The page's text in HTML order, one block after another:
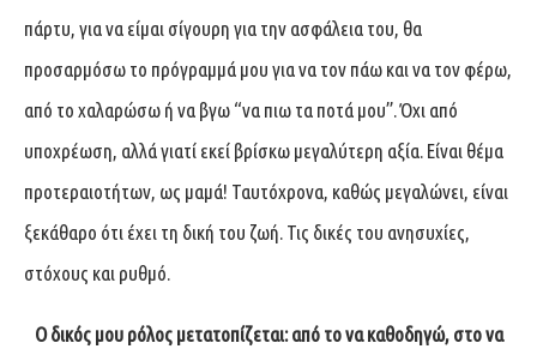
πάρτυ, για να είμαι σίγουρη για την ασφάλεια του, θα
προσαρμόσω το πρόγραμμά μου για να τον πάω και να τον φέρω,
από το χαλαρώσω ή να βγω “να πιω τα ποτά μου”. Όχι από
υποχρέωση, αλλά γιατί εκεί βρίσκω μεγαλύτερη αξία. Είναι θέμα
προτεραιοτήτων, ως μαμά! Ταυτόχρονα, καθώς μεγαλώνει, είναι
ξεκάθαρο ότι έχει τη δική του ζωή. Τις δικές του ανησυχίες,
στόχους και ρυθμό.
Ο δικός μου ρόλος μετατοπίζεται: από το να καθοδηγώ, στο να